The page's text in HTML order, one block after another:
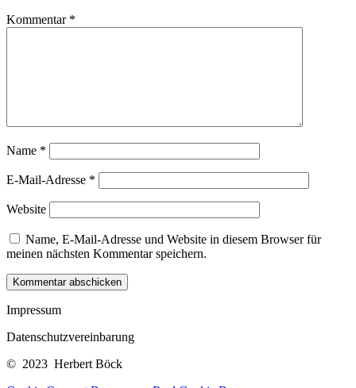
Kommentar *
Name *
E-Mail-Adresse *
Website
Name, E-Mail-Adresse und Website in diesem Browser für
meinen nächsten Kommentar speichern.
Kommentar abschicken
Impressum
Datenschutzvereinbarung
© 2023 Herbert Böck